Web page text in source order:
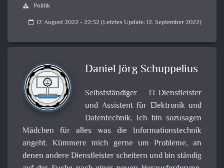
category Politik
calendar_today 17. August 2022 - 22:32 (Letztes Update: 12. September 2022)
Daniel Jörg Schuppelius
Selbstständiger IT-Dienstleister
und Assistent für Elektronik und
Datentechnik, Ich bin sozusagen
Mädchen für alles was die Informationstechnik
angeht. Kümmere mich gerne um Probleme, an
denen andere Dienstleister scheitern und bin ständig